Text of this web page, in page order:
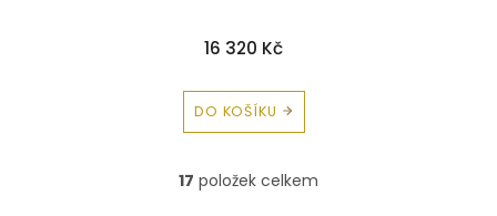
16 320 Kč
DO KOŠÍKU
O
17 položek celkem